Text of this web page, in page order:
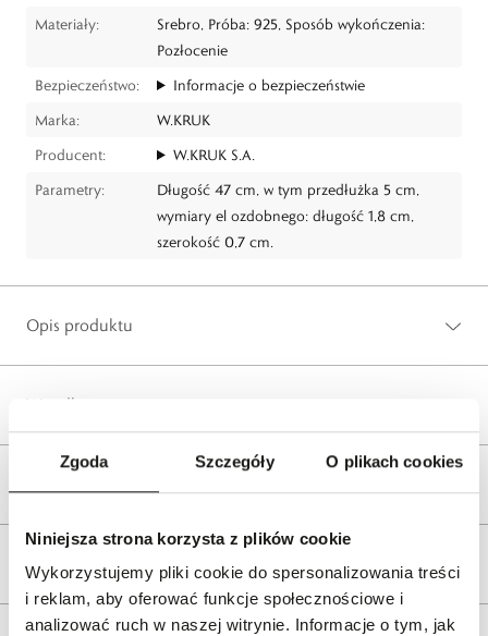
Zgoda Szczegóły O plikach cookies
Niniejsza strona korzysta z plików cookie
Wykorzystujemy pliki cookie do spersonalizowania treści
i reklam, aby oferować funkcje społecznościowe i
analizować ruch w naszej witrynie. Informacje o tym, jak
Materiały:
Srebro, Próba: 925, Sposób wykończenia:
Pozłocenie
Bezpieczeństwo:
Informacje o bezpieczeństwie
Marka:
W.KRUK
Producent:
W.KRUK S.A.
Parametry:
Długość 47 cm, w tym przedłużka 5 cm,
wymiary el ozdobnego: długość 1,8 cm,
szerokość 0,7 cm.
Opis produktu
Wysyłka
Tagi